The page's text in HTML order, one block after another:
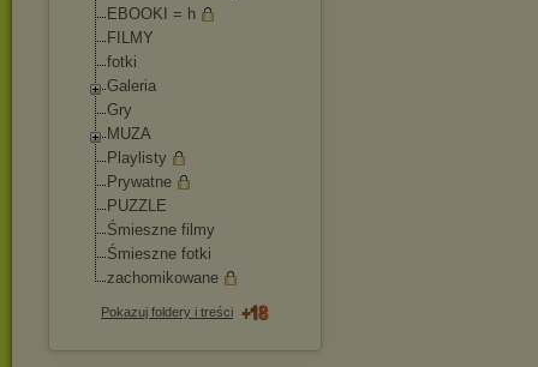
EBOOKI = h
FILMY
fotki
Galeria
Gry
MUZA
Playlisty
Prywatne
PUZZLE
Śmieszne filmy
Śmieszne fotki
zachomikowane
Pokazuj foldery i treści